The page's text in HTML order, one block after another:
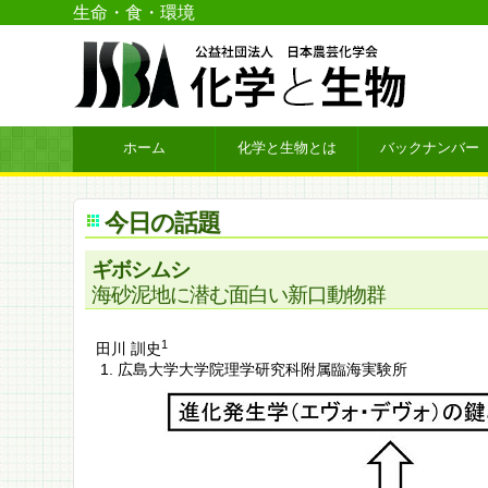
生命・食・環境
ホーム 化学と生物とは バックナンバー
今日の話題
ギボシムシ
海砂泥地に潜む面白い新口動物群
田川 訓史1
広島大学大学院理学研究科附属臨海実験所